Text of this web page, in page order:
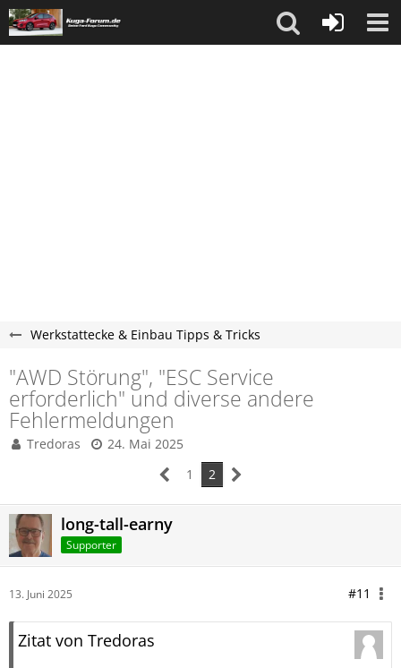
Werkstattecke & Einbau Tipps & Tricks
"AWD Störung", "ESC Service
erforderlich" und diverse andere
Fehlermeldungen
Tredoras
24. Mai 2025
1
2
long-tall-earny
Supporter
13. Juni 2025 #11
Zitat von Tredoras